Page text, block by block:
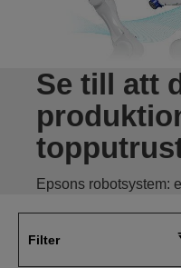
Se till att
Epsons robotsystem:
Filter